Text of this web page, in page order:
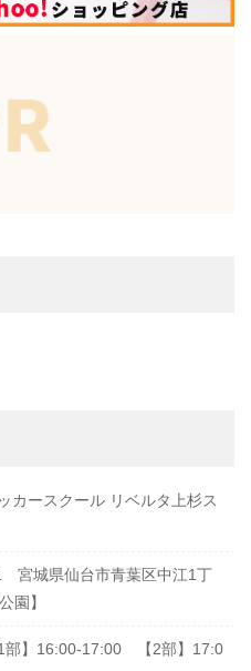
カースクール リベルタ上杉ス
宮城県仙台市青葉区中江1丁
園】
部】16:00-17:00 【2部】17:0